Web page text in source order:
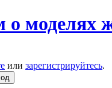
или зарегистрируйтесь.